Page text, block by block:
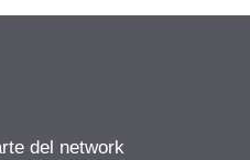
del network